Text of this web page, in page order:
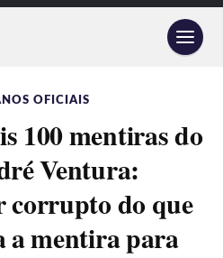
OFICIAIS
100 mentiras do
Ventura:
corrupto do que
a mentira para